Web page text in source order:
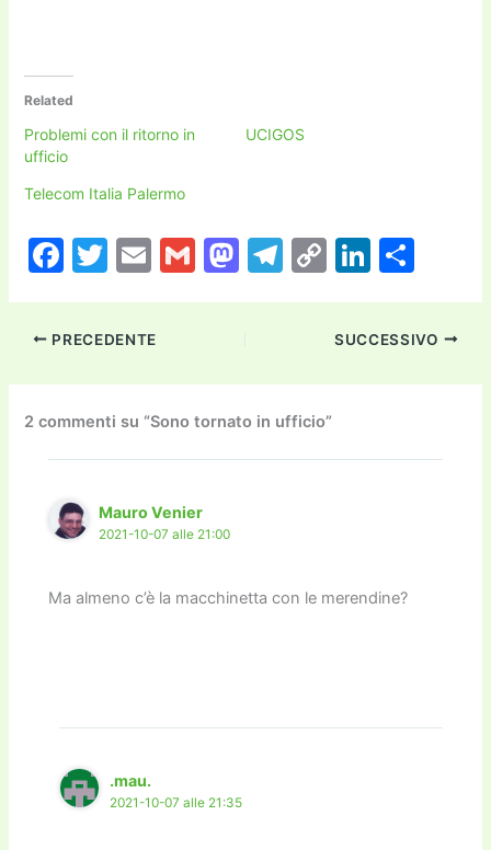
Related
Problemi con il ritorno in
ufficio
UCIGOS
Telecom Italia Palermo
F
c
e
b
o
o
k
T
itt
er
E
ai
l
G
M
d
o
n
T
a
m
C
p
y
Li
n
k
Li
k
e
dI
n
di
vi
PRECEDENTE SUCCESSIVO
2 commenti su “Sono tornato in ufficio”
Mauro Venier
2021-10-07 alle 21:00
Ma almeno c’è la macchinetta con le merendine?
.mau.
2021-10-07 alle 21:35